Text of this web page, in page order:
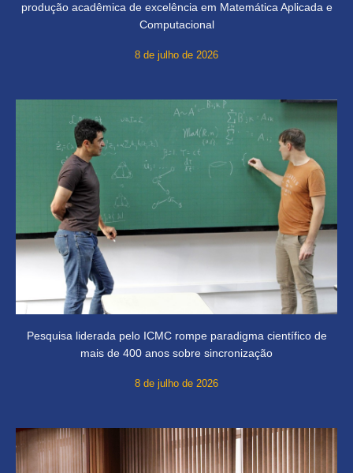
produção acadêmica de excelência em Matemática Aplicada e
Computacional
8 de julho de 2026
Pesquisa liderada pelo ICMC rompe paradigma científico de
mais de 400 anos sobre sincronização
8 de julho de 2026